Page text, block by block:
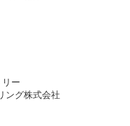
ー
ング株式会社